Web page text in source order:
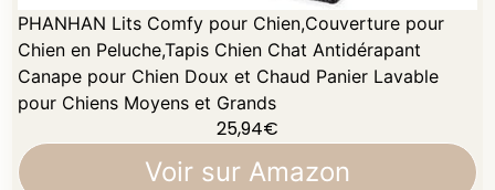
PHANHAN Lits Comfy pour Chien,Couverture pour
Chien en Peluche,Tapis Chien Chat Antidérapant
Canape pour Chien Doux et Chaud Panier Lavable
pour Chiens Moyens et Grands
25,94€
Voir sur Amazon